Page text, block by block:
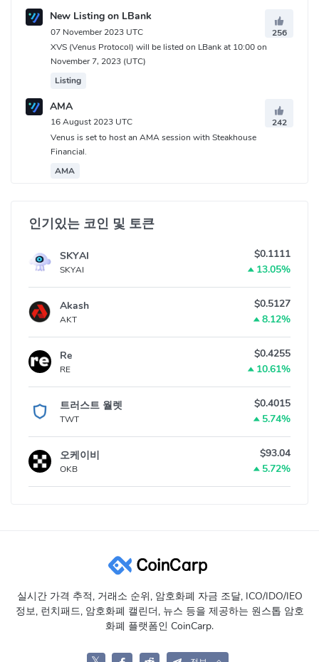
New Listing on LBank
07 November 2023 UTC
256
XVS (Venus Protocol) will be listed on LBank at 10:00 on
November 7, 2023 (UTC)
Listing
AMA
16 August 2023 UTC
242
Venus is set to host an AMA session with Steakhouse
Financial.
AMA
인기있는 코인 및 토큰
SKYAI
SKYAI
$0.1111
13.05%
Akash
AKT
$0.5127
8.12%
Re
RE
$0.4255
10.61%
트러스트 월렛
TWT
$0.4015
5.74%
오케이비
OKB
$93.04
5.72%
실시간 가격 추적, 거래소 순위, 암호화폐 자금 조달, ICO/IDO/IEO
정보, 런치패드, 암호화폐 캘린더, 뉴스 등을 제공하는 원스톱 암호
화폐 플랫폼인 CoinCarp.